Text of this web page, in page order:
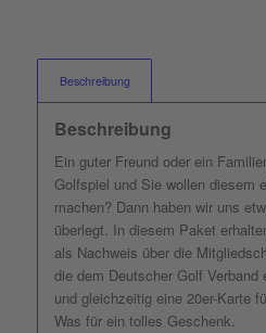
Beschreibung
Beschreibung
Ein guter Freund oder ein
Golfspiel und Sie wollen diesem
machen? Dann haben wir uns
überlegt. In diesem Paket
als Nachweis über die
die dem Deutscher Golf
und gleichzeitig eine 20er-Karte
Was für ein tolles Geschenk.